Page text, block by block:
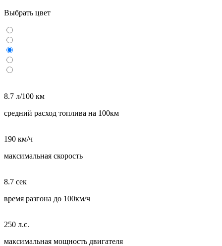
Выбрать цвет
8.7 л/100 км
средний расход топлива на 100км
190 км/ч
максимальная скорость
8.7 сек
время разгона до 100км/ч
250 л.с.
максимальная мощность двигателя